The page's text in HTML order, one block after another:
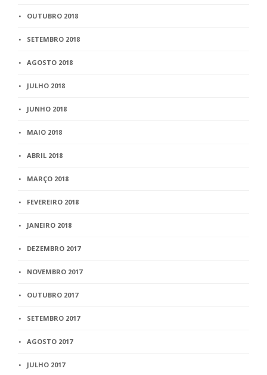
OUTUBRO 2018
SETEMBRO 2018
AGOSTO 2018
JULHO 2018
JUNHO 2018
MAIO 2018
ABRIL 2018
MARÇO 2018
FEVEREIRO 2018
JANEIRO 2018
DEZEMBRO 2017
NOVEMBRO 2017
OUTUBRO 2017
SETEMBRO 2017
AGOSTO 2017
JULHO 2017